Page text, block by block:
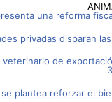
una reforma
privadas disparan
veterinario de
se plantea reforzar el